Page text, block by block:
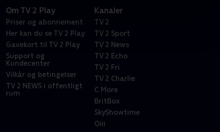
Om TV 2 Play
Priser og abonnement
Her kan du se TV 2 Play
Gavekort til TV 2 Play
Support og
Kundecenter
Vilkår og betingelser
TV 2 NEWS i offentligt
rum
Kanaler
TV 2
TV 2 Sport
TV 2 News
TV 2 Echo
TV 2 Fri
TV 2 Charlie
C More
BritBox
SkyShowtime
Oiii